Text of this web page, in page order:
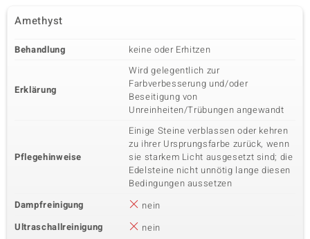
Amethyst
Behandlung keine oder Erhitzen
Erklärung
Wird gelegentlich zur
Farbverbesserung und/oder
Beseitigung von
Unreinheiten/Trübungen angewandt
Pflegehinweise
Einige Steine verblassen oder kehren
zu ihrer Ursprungsfarbe zurück, wenn
sie starkem Licht ausgesetzt sind; die
Edelsteine nicht unnötig lange diesen
Bedingungen aussetzen
Dampfreinigung
nein
Ultraschallreinigung
nein